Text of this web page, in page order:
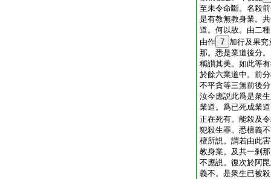
至未令命斷。名殺
是有教無教身業。
道。何以故。由二
由作 7 加行及果
那。悉是業道後分
稱讃其美。如此等
於餘六業道中。前
不平貪等三無前後
汝今應説此爲是衆
業道。爲已死成業
正在死有。能殺及
犯殺生罪。悉檀義
檀所説。謂若由此
教身業。及共一刹
不應説。復次於阿
義不。是衆生已被